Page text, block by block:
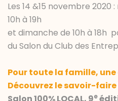
Les 14 &15 novembre 2020
10h à 19h
et dimanche de 10h à 18h
du Salon du Club des
Pour toute la famille, une
Découvrez le savoir-
e